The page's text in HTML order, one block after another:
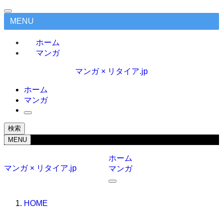
MENU
ホーム
マンガ
マンガ × リタイア.jp
ホーム
マンガ
検索
MENU
マンガ × リタイア.jp
ホーム
マンガ
HOME